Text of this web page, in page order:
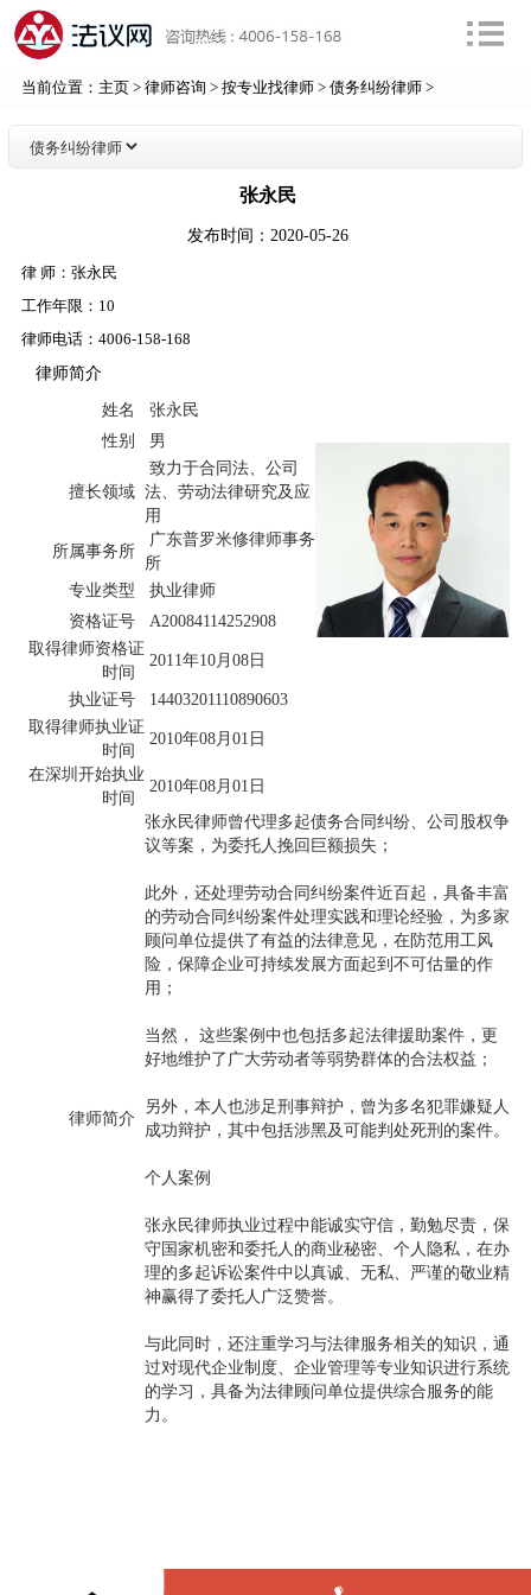
当前位置： 主页> 律师咨询 > 按专业找律师> 债务纠纷律师>
张永民
发布时间：2020-05-26
律 师： 张永民
工作年限： 10
律师电话： 4006-158-168
律师简介
姓名
张永民
性别
男
擅长领域
致力于合同法、公司
法、劳动法律研究及应
用
所属事务所
广东普罗米修律师事务
所
专业类型
执业律师
资格证号
A20084114252908
取得律师资格证
时间
2011年10月08日
执业证号
14403201110890603
取得律师执业证
时间
2010年08月01日
在深圳开始执业
时间
2010年08月01日
律师简介
张永民律师曾代理多起债务合同纠纷、公司股权争
议等案，为委托人挽回巨额损失；
此外，还处理劳动合同纠纷案件近百起，具备丰富
的劳动合同纠纷案件处理实践和理论经验，为多家
顾问单位提供了有益的法律意见，在防范用工风
险，保障企业可持续发展方面起到不可估量的作
用；
当然， 这些案例中也包括多起法律援助案件，更
好地维护了广大劳动者等弱势群体的合法权益；
另外，本人也涉足刑事辩护，曾为多名犯罪嫌疑人
成功辩护，其中包括涉黑及可能判处死刑的案件。
个人案例
张永民律师执业过程中能诚实守信，勤勉尽责，保
守国家机密和委托人的商业秘密、个人隐私，在办
理的多起诉讼案件中以真诚、无私、严谨的敬业精
神赢得了委托人广泛赞誉。
与此同时，还注重学习与法律服务相关的知识，通
过对现代企业制度、企业管理等专业知识进行系统
的学习，具备为法律顾问单位提供综合服务的能
力。